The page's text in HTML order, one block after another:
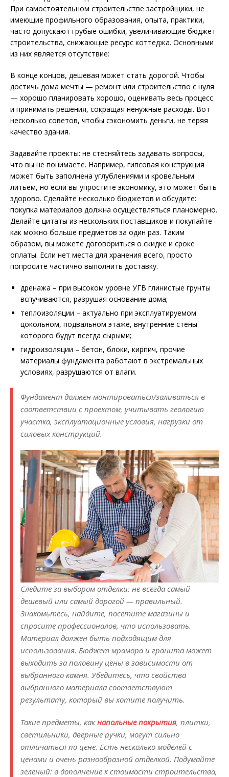
При самостоятельном строительстве застройщики, не
имеющие профильного образования, опыта, практики,
часто допускают грубые ошибки, увеличивающие бюджет
строительства, снижающие ресурс коттеджа. Основными
из них является отсутствие:
В конце концов, дешевая может стать дорогой. Чтобы
достичь дома мечты — ремонт или строительство с нуля
— хорошо планировать хорошо, оценивать весь процесс
и принимать решения, сокращая ненужные расходы. Вот
несколько советов, чтобы сэкономить деньги, не теряя
качество здания.
Задавайте проекты: не стесняйтесь задавать вопросы,
что вы не понимаете. Например, гипсовая конструкция
может быть заполнена углублениями и кровельным
литьем, но если вы упростите экономику, это может быть
здорово. Сделайте несколько бюджетов и обсудите:
покупка материалов должна осуществляться планомерно.
Делайте цитаты из нескольких поставщиков и покупайте
как можно больше предметов за один раз. Таким
образом, вы можете договориться о скидке и сроке
оплаты. Если нет места для хранения всего, просто
попросите частично выполнить доставку.
дренажа – при высоком уровне УГВ глинистые грунты
вспучиваются, разрушая основание дома;
теплоизоляции – актуально при эксплуатируемом
цокольном, подвальном этаже, внутренние стены
которого будут всегда сырыми;
гидроизоляции – бетон, блоки, кирпич, прочие
материалы фундамента работают в экстремальных
условиях, разрушаются от влаги.
Фундамент должен монтироваться/заливаться в
соответствии с проектом, учитывать геологию
участка, эксплуатационные условия, нагрузки от
силовых конструкций.
Следите за выбором отделки: не всегда самый
дешевый или самый дорогой — правильный.
Знакомьтесь, найдите, посетите магазины и
спросите профессионалов, что использовать.
Материал должен быть подходящим для
использования. Бюджет мрамора и гранита может
выходить за половину цены в зависимости от
выбранного камня. Убедитесь, что свойства
выбранного материала соответствуют
результату, который вы хотите получить.
Такие предметы, какнапольные покрытия, плитки,
светильники, дверные ручки, могут сильно
отличаться по цене. Есть несколько моделей с
ценами и очень разнообразной отделкой. Подумайте
зеленый: в дополнение к стоимости строительства,